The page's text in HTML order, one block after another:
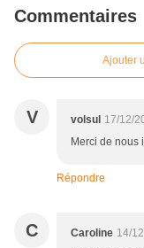
Commentaires
Ajouter
V volsul 17/12/
Merci de nous
Répondre
C Caroline 14/